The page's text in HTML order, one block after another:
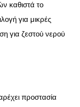
καθιστά το
για μικρές
για ζεστού νερού
προστασία